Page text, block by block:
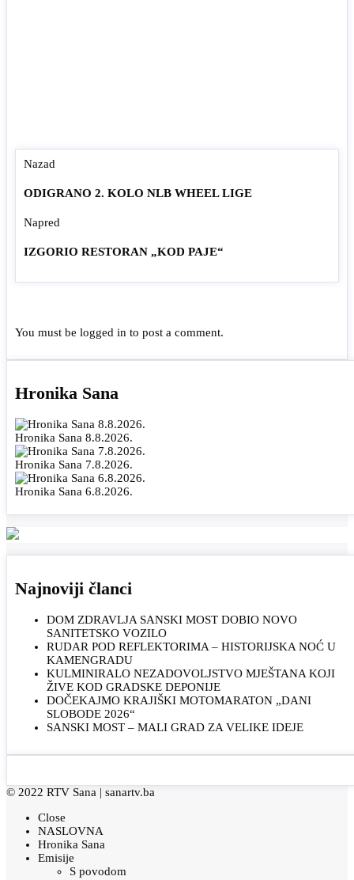
Nazad
ODIGRANO 2. KOLO NLB WHEEL LIGE
Napred
IZGORIO RESTORAN „KOD PAJE“
You must be logged in to post a comment.
Hronika Sana
Hronika Sana 8.8.2026.
Hronika Sana 7.8.2026.
Hronika Sana 6.8.2026.
Najnoviji članci
DOM ZDRAVLJA SANSKI MOST DOBIO NOVO
SANITETSKO VOZILO
RUDAR POD REFLEKTORIMA – HISTORIJSKA NOĆ U
KAMENGRADU
KULMINIRALO NEZADOVOLJSTVO MJEŠTANA KOJI
ŽIVE KOD GRADSKE DEPONIJE
DOČEKAJMO KRAJIŠKI MOTOMARATON „DANI
SLOBODE 2026“
SANSKI MOST – MALI GRAD ZA VELIKE IDEJE
© 2022 RTV Sana | sanartv.ba
Close
NASLOVNA
Hronika Sana
Emisije
S povodom